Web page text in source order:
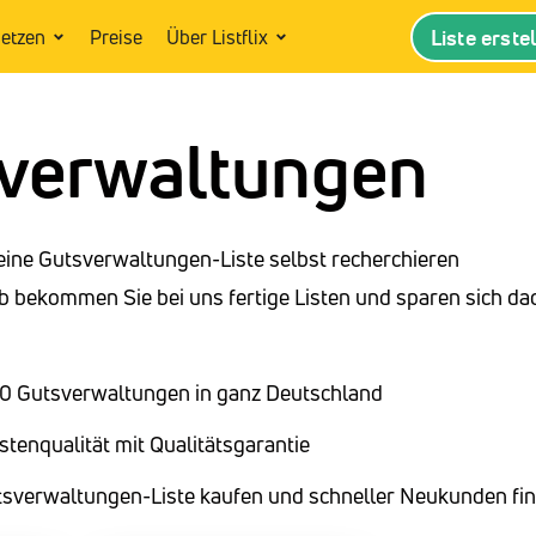
Preise Über Listflix Liste
Gutsverwaltungen-Liste selbst recherchieren
bekommen Sie bei uns fertige Listen und sparen sich
Gutsverwaltungen in ganz Deutschland
mit Qualitätsgarantie
Liste kaufen und schneller Neukunden